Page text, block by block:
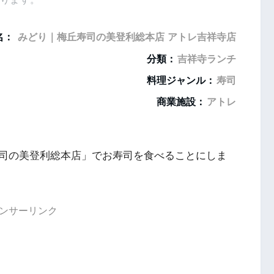
みどり｜梅丘寿司の美登利総本店 アトレ吉祥寺店
分類： 吉祥寺ランチ
料理ジャンル： 寿司
商業施設： アトレ
の美登利総本店」でお寿司を食べることにしま
サーリンク